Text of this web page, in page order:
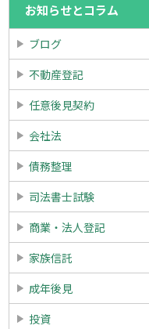
お知らせとコラム
ブログ
不動産登記
任意後見契約
会社法
債務整理
司法書士試験
商業・法人登記
家族信託
成年後見
投資